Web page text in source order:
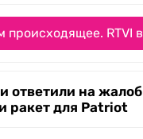
происходящее. RTVI
ответили на
ракет для Patriot